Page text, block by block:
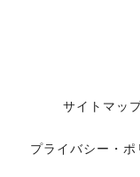
サイトマッ
プライバシー・ポ